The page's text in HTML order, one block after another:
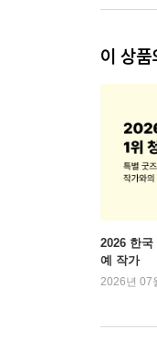
이 상품
2026 한
예 작가
2026년 07